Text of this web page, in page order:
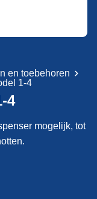
en toebehoren
1-4
4
mogelijk, tot